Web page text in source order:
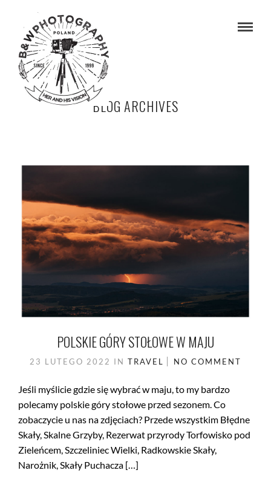
BLOG ARCHIVES
POLSKIE GÓRY STOŁOWE W MAJU
23 LUTEGO 2022 IN TRAVEL NO COMMENT
Jeśli myślicie gdzie się wybrać w maju, to my bardzo
polecamy polskie góry stołowe przed sezonem. Co
zobaczycie u nas na zdjęciach? Przede wszystkim Błędne
Skały, Skalne Grzyby, Rezerwat przyrody Torfowisko pod
Zieleńcem, Szczeliniec Wielki, Radkowskie Skały,
Narożnik, Skały Puchacza […]